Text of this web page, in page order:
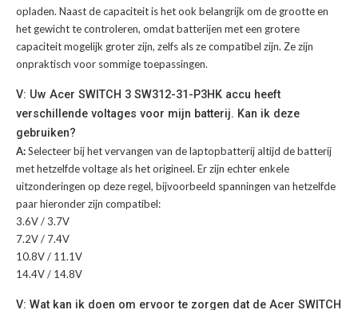
opladen. Naast de capaciteit is het ook belangrijk om de grootte en
het gewicht te controleren, omdat batterijen met een grotere
capaciteit mogelijk groter zijn, zelfs als ze compatibel zijn. Ze zijn
onpraktisch voor sommige toepassingen.
V: Uw Acer SWITCH 3 SW312-31-P3HK accu heeft
verschillende voltages voor mijn batterij. Kan ik deze
gebruiken?
A:Selecteer bij het vervangen van de laptopbatterij altijd de batterij
met hetzelfde voltage als het origineel. Er zijn echter enkele
uitzonderingen op deze regel, bijvoorbeeld spanningen van hetzelfde
paar hieronder zijn compatibel:
3.6V / 3.7V
7.2V / 7.4V
10.8V / 11.1V
14.4V / 14.8V
V: Wat kan ik doen om ervoor te zorgen dat de Acer SWITCH